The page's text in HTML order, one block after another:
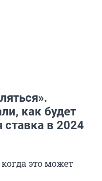
как будет
в 2024
это может